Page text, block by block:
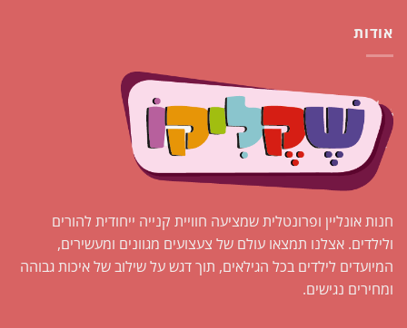
אודות
חנות אונליין ופרונטלית שמציעה חוויית קנייה ייחודית להורים
ולילדים. אצלנו תמצאו עולם של צעצועים מגוונים ומעשירים,
המיועדים לילדים בכל הגילאים, תוך דגש על שילוב של איכות גבוהה
ומחירים נגישים.